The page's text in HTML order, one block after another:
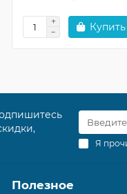
Купить
Я
Полезное